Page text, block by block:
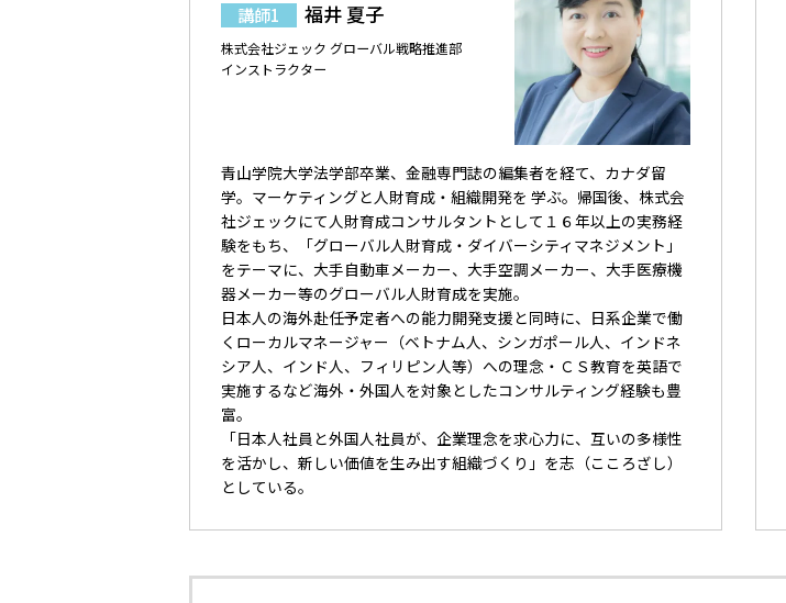
講師1 福井 夏子
株式会社ジェック グローバル戦略推進部
インストラクター
青山学院大学法学部卒業、金融専門誌の編集者を経て、カナダ留
学。マーケティングと人財育成・組織開発を 学ぶ。帰国後、株式会
社ジェックにて人財育成コンサルタントとして１６年以上の実務経
験をもち、「グローバル人財育成・ダイバーシティマネジメント」
をテーマに、大手自動車メーカー、大手空調メーカー、大手医療機
器メーカー等のグローバル人財育成を実施。
日本人の海外赴任予定者への能力開発支援と同時に、日系企業で働
くローカルマネージャー（ベトナム人、シンガポール人、インドネ
シア人、インド人、フィリピン人等）への理念・ＣＳ教育を英語で
実施するなど海外・外国人を対象としたコンサルティング経験も豊
富。
「日本人社員と外国人社員が、企業理念を求心力に、互いの多様性
を活かし、新しい価値を生み出す組織づくり」を志（こころざし）
としている。